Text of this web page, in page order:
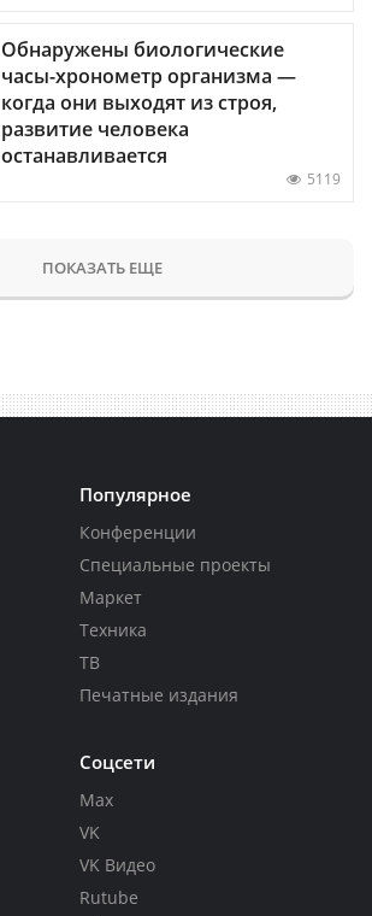
Обнаружены биологические
часы-хронометр организма —
когда они выходят из строя,
развитие человека
останавливается
5119
ПОКАЗАТЬ ЕЩЕ
Популярное
Конференции
Специальные проекты
Маркет
Техника
ТВ
Печатные издания
Соцсети
Max
VK
VK Видео
Rutube